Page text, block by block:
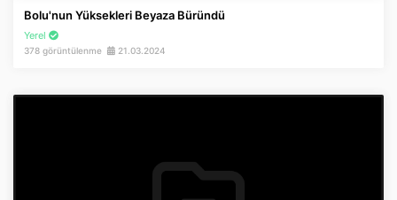
Bolu'nun Yüksekleri Beyaza Büründü
Yerel
378 görüntülenme 21.03.2024